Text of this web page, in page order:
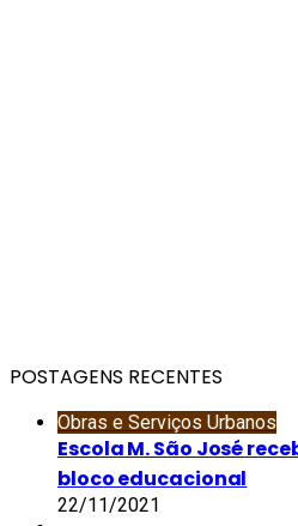
POSTAGENS RECENTES
Obras e Serviços Urbanos
Escola M. São José
bloco educacional
22/11/2021